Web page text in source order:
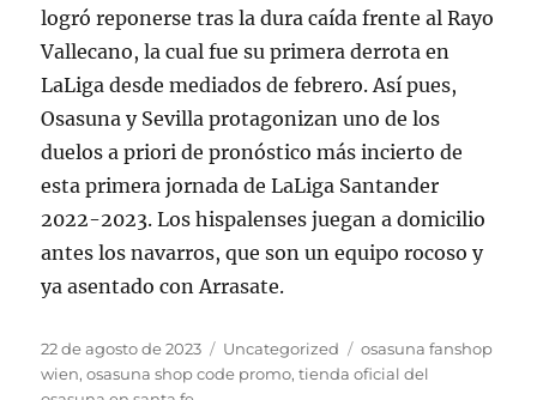
logró reponerse tras la dura caída frente al Rayo
Vallecano, la cual fue su primera derrota en
LaLiga desde mediados de febrero. Así pues,
Osasuna y Sevilla protagonizan uno de los
duelos a priori de pronóstico más incierto de
esta primera jornada de LaLiga Santander
2022-2023. Los hispalenses juegan a domicilio
antes los navarros, que son un equipo rocoso y
ya asentado con Arrasate.
Publicado
el
22 de agosto de 2023 Categorías
Uncategorized Etiquetas
osasuna fanshop
wien,osasuna shop code promo,tienda oficial del